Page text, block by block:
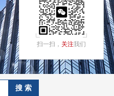
扫一扫， 关注我们